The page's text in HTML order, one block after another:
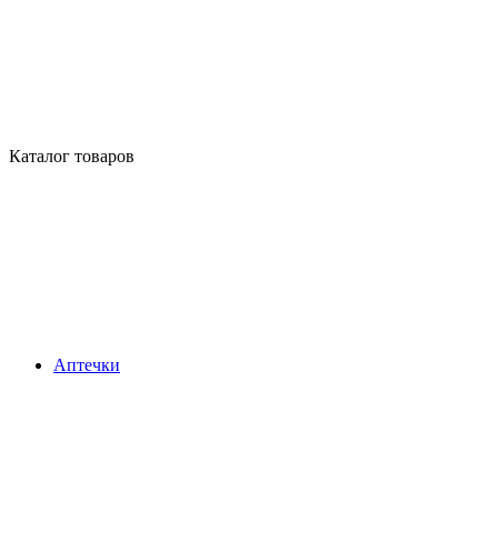
Каталог товаров
Аптечки